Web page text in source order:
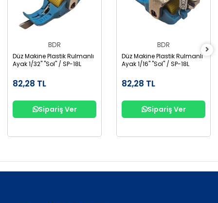
BDR
Düz Makine Plastik Rulmanlı
Ayak 1/32" "Sol" / SP-18L
82,28 TL
Sipariş Ver
BDR
Düz Makine Plastik Rulmanlı
Ayak 1/16" "Sol" / SP-18L
82,28 TL
Sipariş Ver